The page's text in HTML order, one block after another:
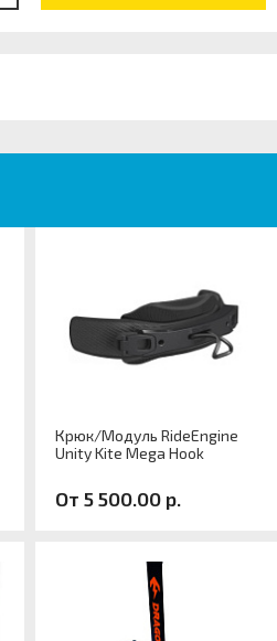
Крюк/Модуль RideEngine
Unity Kite Mega Hook
От 5 500.00 р.